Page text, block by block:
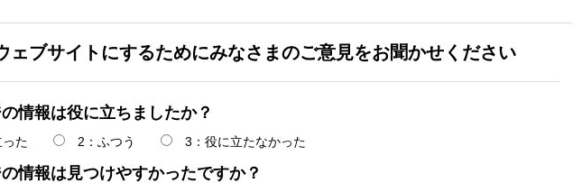
ェブサイトにするためにみなさまのご意見をお聞かせください
情報は役に立ちましたか？
た 2：ふつう 3：役に立たなかった
情報は見つけやすかったですか？